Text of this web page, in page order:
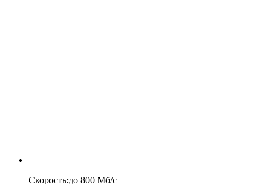
Скорость:до 800 Мб/c